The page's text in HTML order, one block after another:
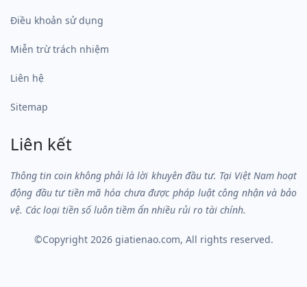
Điều khoản sử dụng
Miễn trừ trách nhiệm
Liên hệ
Sitemap
Liên kết
Thông tin coin không phải là lời khuyên đầu tư. Tại Việt Nam hoạt
động đầu tư tiền mã hóa chưa được pháp luật công nhận và bảo
vệ. Các loại tiền số luôn tiềm ẩn nhiều rủi ro tài chính.
©Copyright 2026 giatienao.com, All rights reserved.